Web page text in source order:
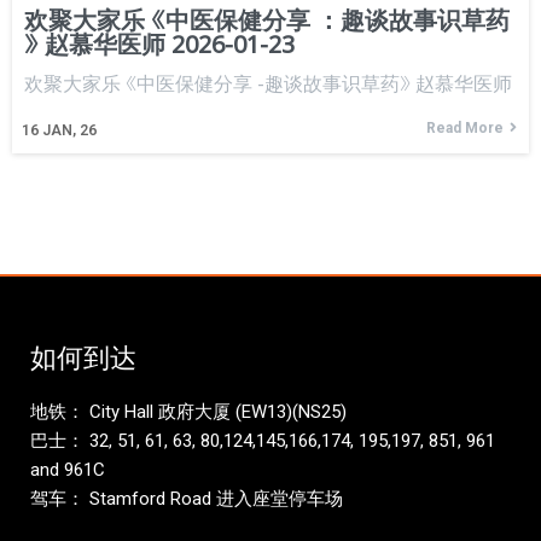
欢聚大家乐 《中医保健分享 ：趣谈故事识草药
》 赵慕华医师 2026-01-23
16 JAN, 26
欢聚大家乐 《中医保健分享 -趣谈故事识草药》 赵慕华医师
Read More
如何到达
地铁： City Hall 政府大厦 (EW13)(NS25)
巴士： 32, 51, 61, 63, 80,124,145,166,174, 195,197, 851, 961
and 961C
驾车： Stamford Road 进入座堂停车场